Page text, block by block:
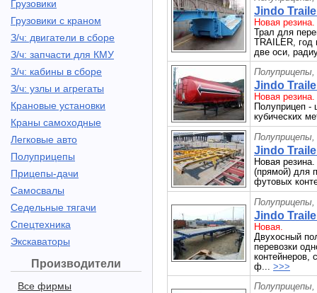
Грузовики
Грузовики с краном
З/ч: двигатели в сборе
З/ч: запчасти для КМУ
З/ч: кабины в сборе
З/ч: узлы и агрегаты
Крановые установки
Краны самоходные
Легковые авто
Полуприцепы
Прицепы-дачи
Самосвалы
Седельные тягачи
Спецтехника
Экскаваторы
Производители
Все фирмы
Jindo
Новая резина.
Трал для
TRAILER, год
две оси,
Jindo
Новая резина.
Полуприцеп -
кубических
Jindo
Новая
(прямой) для
футовых
Jindo
Новая.
Двухосный
перевозки
контейнеров,
ф... >>>